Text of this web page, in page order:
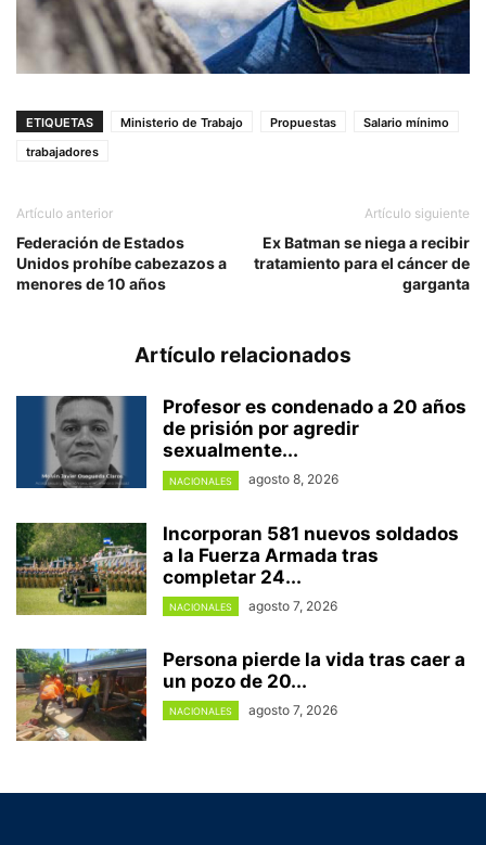
ETIQUETAS Ministerio de Trabajo Propuestas
Salario mínimo
trabajadores
Artículo anterior
Federación de Estados
Unidos prohíbe cabezazos a
menores de 10 años
Artículo siguiente
Ex Batman se niega a recibir
tratamiento para el cáncer de
garganta
Artículo relacionados
Profesor es condenado a 20 años
de prisión por agredir
sexualmente...
NACIONALES agosto 8, 2026
Incorporan 581 nuevos soldados
a la Fuerza Armada tras
completar 24...
NACIONALES agosto 7, 2026
Persona pierde la vida tras caer a
un pozo de 20...
NACIONALES agosto 7, 2026